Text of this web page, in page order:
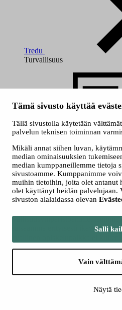
Tämä sivusto käyttää
Tällä sivustolla käytetään
palvelun teknisen toiminnan
Mikäli annat siihen luvan,
median ominaisuuksien
median kumppaneillemme tietoja
sivustoamme. Kumppanimme
muihin tietoihin, joita olet antanut
olet käyttänyt heidän palvelujaan.
sivuston alalaidassa olevan
Salli
Vain
Näytä
Tredu
Turvallisuus
Kuuntele
Turvallinen ympäristö
yhdessä.
Meille on tärkeää, että arki sujuu ja
turvallisuusympäristöämme,
ja satsaamme erityisesti ikävien
rakennetaan yhdessä.
Tavoitteenamme on, että Treduun
Tärkeitä yhteystietoja